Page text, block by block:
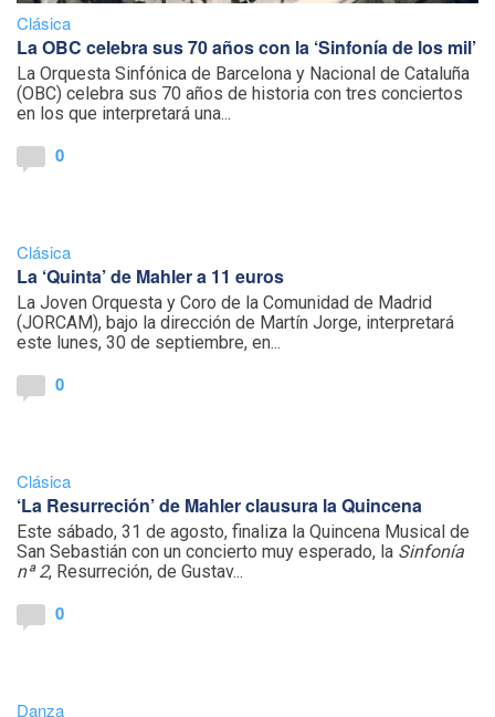
Clásica
La OBC celebra sus 70 años con la ‘Sinfonía de los mil’
La Orquesta Sinfónica de Barcelona y Nacional de Cataluña
(OBC) celebra sus 70 años de historia con tres conciertos
en los que interpretará una...
0
Clásica
La ‘Quinta’ de Mahler a 11 euros
La Joven Orquesta y Coro de la Comunidad de Madrid
(JORCAM), bajo la dirección de Martín Jorge, interpretará
este lunes, 30 de septiembre, en...
0
Clásica
‘La Resurreción’ de Mahler clausura la Quincena
Este sábado, 31 de agosto, finaliza la Quincena Musical de
San Sebastián con un concierto muy esperado, la Sinfonía
nª 2, Resurreción, de Gustav...
0
Danza